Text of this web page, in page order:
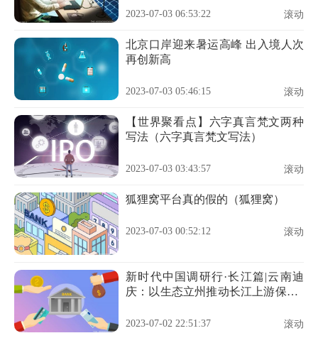
2023-07-03 06:53:22 滚动
北京口岸迎来暑运高峰 出入境人次
再创新高
2023-07-03 05:46:15 滚动
【世界聚看点】六字真言梵文两种
写法（六字真言梵文写法）
2023-07-03 03:43:57 滚动
狐狸窝平台真的假的（狐狸窝）
2023-07-03 00:52:12 滚动
新时代中国调研行·长江篇|云南迪
庆：以生态立州推动长江上游保护_
2023-07-02 22:51:37 滚动